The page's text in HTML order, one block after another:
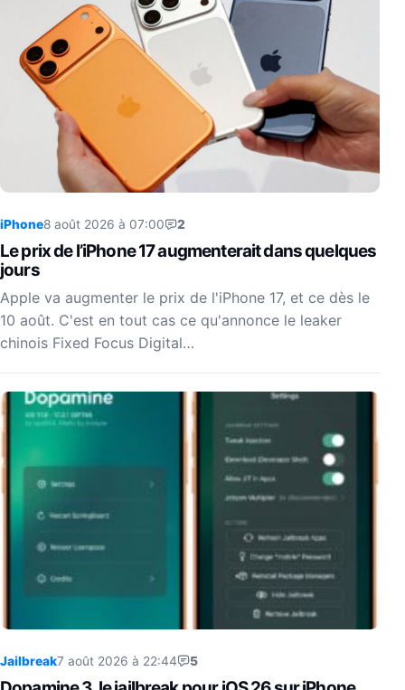
iPhone8 août 2026 à 07:00 2
Le prix de l’iPhone 17 augmenterait dans quelques
jours
Apple va augmenter le prix de l'iPhone 17, et ce dès le
10 août. C'est en tout cas ce qu'annonce le leaker
chinois Fixed Focus Digital…
Jailbreak7 août 2026 à 22:44 5